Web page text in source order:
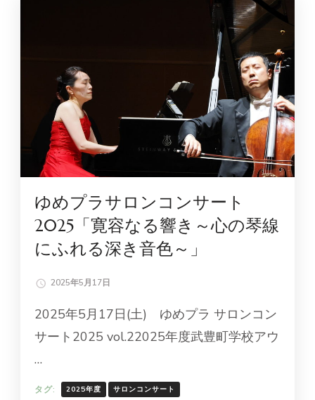
ゆめプラサロンコンサート
2025「寛容なる響き～心の琴線
にふれる深き音色～」
2025年5月17日
2025年5月17日(土) ゆめプラ サロンコン
サート2025 vol.22025年度武豊町学校アウ
…
タグ: 2025年度 サロンコンサート